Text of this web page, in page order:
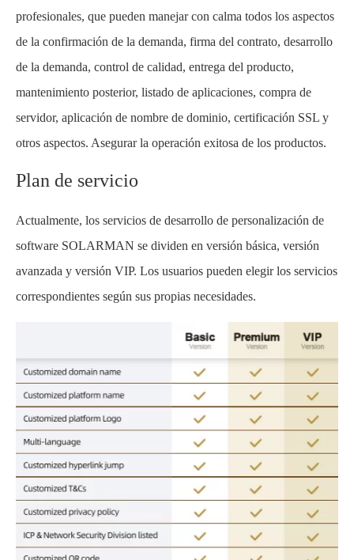
profesionales, que pueden manejar con calma todos los aspectos
de la confirmación de la demanda, firma del contrato, desarrollo
de la demanda, control de calidad, entrega del producto,
mantenimiento posterior, listado de aplicaciones, compra de
servidor, aplicación de nombre de dominio, certificación SSL y
otros aspectos. Asegurar la operación exitosa de los productos.
Plan de servicio
Actualmente, los servicios de desarrollo de personalización de
software SOLARMAN se dividen en versión básica, versión
avanzada y versión VIP. Los usuarios pueden elegir los servicios
correspondientes según sus propias necesidades.